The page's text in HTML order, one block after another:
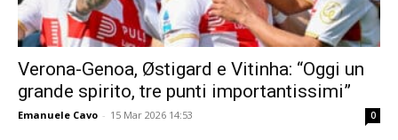
Verona-Genoa, Østigard e Vitinha: “Oggi un
grande spirito, tre punti importantissimi”
Emanuele Cavo - 15 Mar 2026 14:53 0